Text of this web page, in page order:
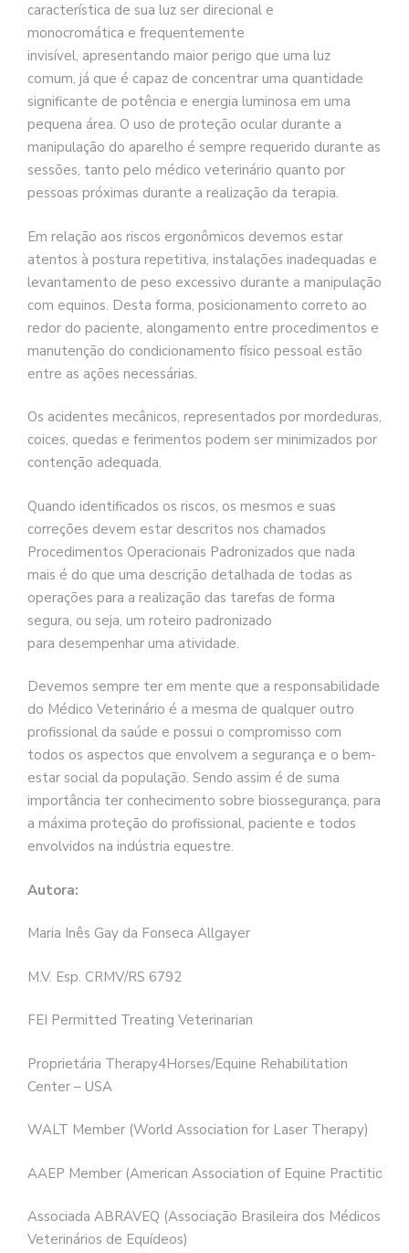
característica de sua luz ser direcional e
monocromática e frequentemente
invisível, apresentando maior perigo que uma luz
comum, já que é capaz de concentrar uma quantidade
significante de potência e energia luminosa em uma
pequena área. O uso de proteção ocular durante a
manipulação do aparelho é sempre requerido durante as
sessões, tanto pelo médico veterinário quanto por
pessoas próximas durante a realização da terapia.
Em relação aos riscos ergonômicos devemos estar
atentos à postura repetitiva, instalações inadequadas e
levantamento de peso excessivo durante a manipulação
com equinos. Desta forma, posicionamento correto ao
redor do paciente, alongamento entre procedimentos e
manutenção do condicionamento físico pessoal estão
entre as ações necessárias.
Os acidentes mecânicos, representados por mordeduras,
coices, quedas e ferimentos podem ser minimizados por
contenção adequada.
Quando identificados os riscos, os mesmos e suas
correções devem estar descritos nos chamados
Procedimentos Operacionais Padronizados que nada
mais é do que uma descrição detalhada de todas as
operações para a realização das tarefas de forma
segura, ou seja, um roteiro padronizado
para desempenhar uma atividade.
Devemos sempre ter em mente que a responsabilidade
do Médico Veterinário é a mesma de qualquer outro
profissional da saúde e possui o compromisso com
todos os aspectos que envolvem a segurança e o bem-
estar social da população. Sendo assim é de suma
importância ter conhecimento sobre biossegurança, para
a máxima proteção do profissional, paciente e todos
envolvidos na indústria equestre.
Autora:
Maria Inês Gay da Fonseca Allgayer
M.V. Esp. CRMV/RS 6792
FEI Permitted Treating Veterinarian
Proprietária Therapy4Horses/Equine Rehabilitation
Center – USA
WALT Member (World Association for Laser Therapy)
AAEP Member (American Association of Equine
Associada ABRAVEQ (Associação Brasileira dos Médicos
Veterinários de Equídeos)